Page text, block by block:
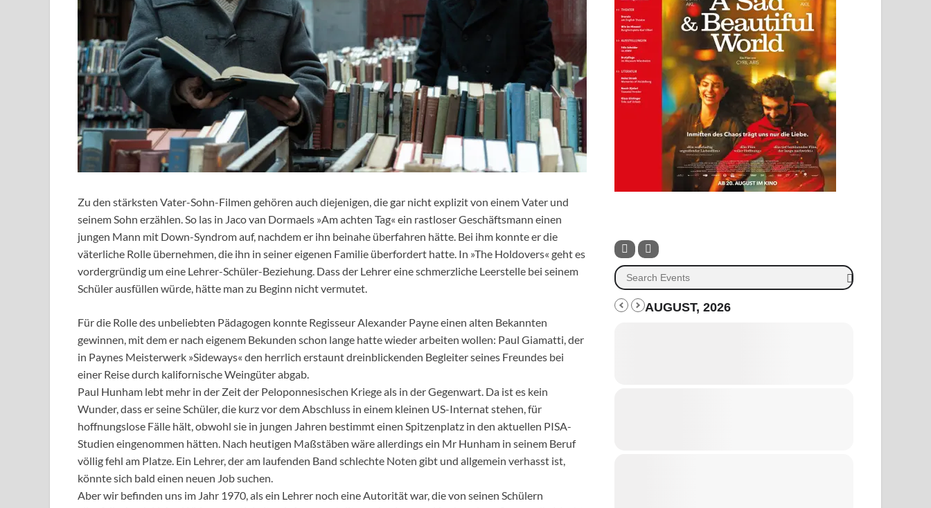
Zu den stärksten Vater-Sohn-Filmen gehören auch diejenigen, die gar nicht explizit von einem Vater und
seinem Sohn erzählen. So las in Jaco van Dormaels »Am achten Tag« ein rastloser Geschäftsmann einen
jungen Mann mit Down-Syndrom auf, nachdem er ihn beinahe überfahren hätte. Bei ihm konnte er die
väterliche Rolle übernehmen, die ihn in seiner eigenen Familie überfordert hatte. In »The Holdovers« geht es
vordergründig um eine Lehrer-Schüler-Beziehung. Dass der Lehrer eine schmerzliche Leerstelle bei seinem
Schüler ausfüllen würde, hätte man zu Beginn nicht vermutet.
Für die Rolle des unbeliebten Pädagogen konnte Regisseur Alexander Payne einen alten Bekannten
gewinnen, mit dem er nach eigenem Bekunden schon lange hatte wieder arbeiten wollen: Paul Giamatti, der
in Paynes Meisterwerk »Sideways« den herrlich erstaunt dreinblickenden Begleiter seines Freundes bei
einer Reise durch kalifornische Weingüter abgab.
Paul Hunham lebt mehr in der Zeit der Peloponnesischen Kriege als in der Gegenwart. Da ist es kein
Wunder, dass er seine Schüler, die kurz vor dem Abschluss in einem kleinen US-Internat stehen, für
hoffnungslose Fälle hält, obwohl sie in jungen Jahren bestimmt einen Spitzenplatz in den aktuellen PISA-
Studien eingenommen hätten. Nach heutigen Maßstäben wäre allerdings ein Mr Hunham in seinem Beruf
völlig fehl am Platze. Ein Lehrer, der am laufenden Band schlechte Noten gibt und allgemein verhasst ist,
könnte sich bald einen neuen Job suchen.
Aber wir befinden uns im Jahr 1970, als ein Lehrer noch eine Autorität war, die von seinen Schülern
AUGUST, 2026